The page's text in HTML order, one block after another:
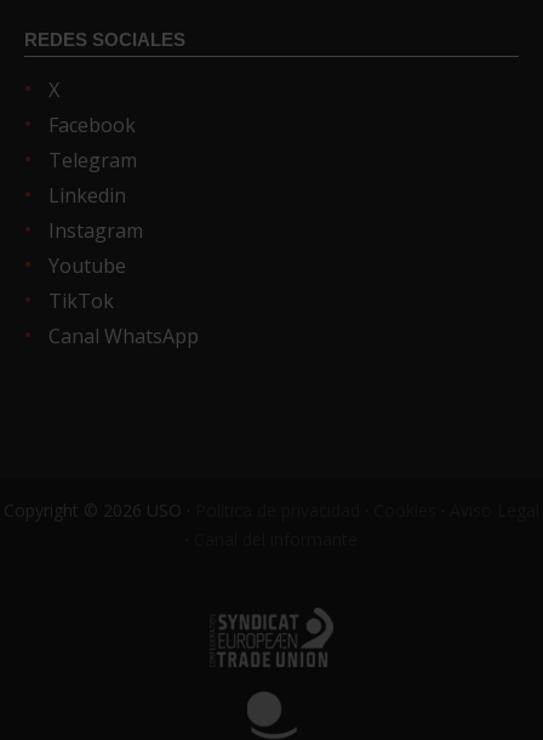
REDES SOCIALES
X
Facebook
Telegram
Linkedin
Instagram
Youtube
TikTok
Canal WhatsApp
Copyright © 2026 USO ·